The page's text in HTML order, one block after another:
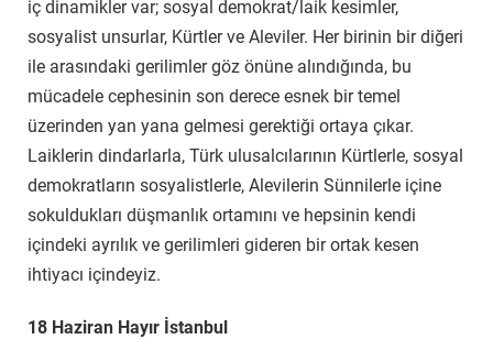
iç dinamikler var; sosyal demokrat/laik kesimler,
sosyalist unsurlar, Kürtler ve Aleviler. Her birinin bir diğeri
ile arasındaki gerilimler göz önüne alındığında, bu
mücadele cephesinin son derece esnek bir temel
üzerinden yan yana gelmesi gerektiği ortaya çıkar.
Laiklerin dindarlarla, Türk ulusalcılarının Kürtlerle, sosyal
demokratların sosyalistlerle, Alevilerin Sünnilerle içine
sokuldukları düşmanlık ortamını ve hepsinin kendi
içindeki ayrılık ve gerilimleri gideren bir ortak kesen
ihtiyacı içindeyiz.
18 Haziran Hayır İstanbul